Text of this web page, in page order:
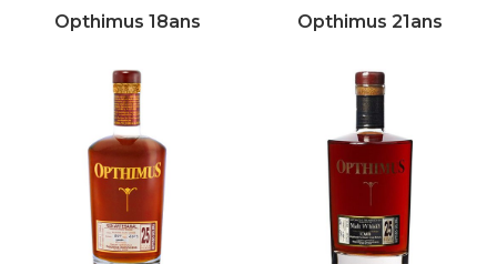
Opthimus 18ans Opthimus 21ans